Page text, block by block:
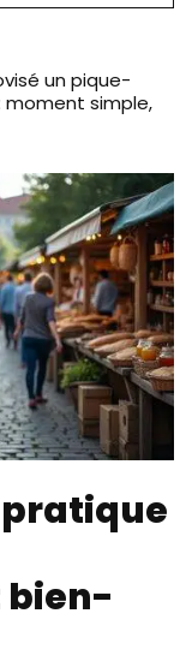
un pique-
moment simple,
pratique
bien-